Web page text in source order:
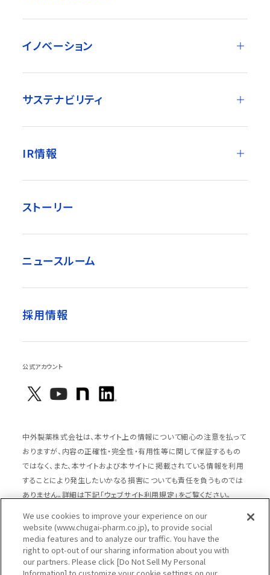
イノベーション
サステナビリティ
IR情報
ストーリー
ニュースルーム
採用情報
公式アカウント
中外製薬株式会社は、本サイト上の情報について細心の注意を払って
おりますが、内容の正確性・完全性・有用性等に関して保証するもの
ではなく、また、本サイトおよび本サイトに掲載されている情報を利用
することにより発生したいかなる損害についても責任を負うものでは
ありません。詳細は下記「ウェブサイト利用規定」をご覧ください。
サイトマップ
ウェブサイト利用規定
個人情報の取扱いのご案内
ソーシャルメディアポリシー
We use cookies to improve your experience on our
website (www.chugai-pharm.co.jp), to provide social
media features and to analyze our traffic. You have the
right to opt-out of our sharing information about you with
our partners. Please click [Do Not Sell My Personal